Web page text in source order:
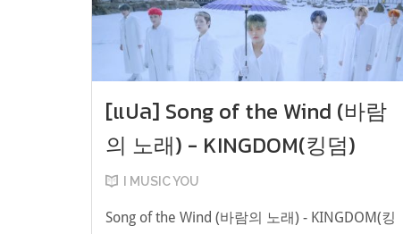
[แปล] Song of the Wind (바람
의 노래) - KINGDOM(킹덤)
I MUSIC YOU
Song of the Wind (바람의 노래) - KINGDOM(킹